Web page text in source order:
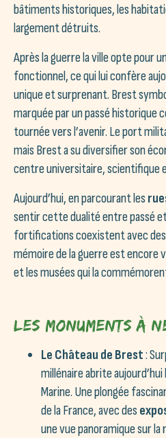
bâtiments historiques, les
largement détruits.
Après la guerre la ville opte pour
fonctionnel, ce qui lui confère
unique et surprenant. Brest
marquée par un passé historique
tournée vers l’avenir. Le port
mais Brest a su diversifier son
centre universitaire, scientifique
Aujourd’hui, en parcourant les
sentir cette dualité entre passé
fortifications coexistent avec
mémoire de la guerre est encore
et les musées qui la
Les Monuments à
Le Château de Brest:
millénaire abrite aujourd’hui
Marine. Une plongée
de la France, avec des
une vue panoramique sur la